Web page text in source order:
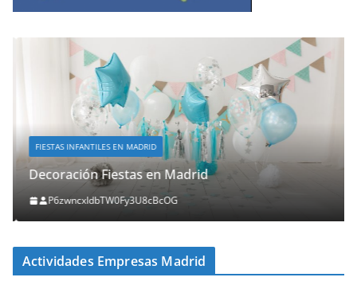
FIESTAS INFANTILES EN MADRID
Decoración Fiestas en Madrid
P6zwncxIdbTW0Fy3U8cBcOG
Actividades Empresas Madrid